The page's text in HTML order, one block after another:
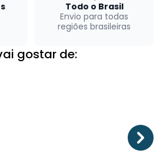
Todo o Brasil
Envio para todas
regiões brasileiras
gostar de: